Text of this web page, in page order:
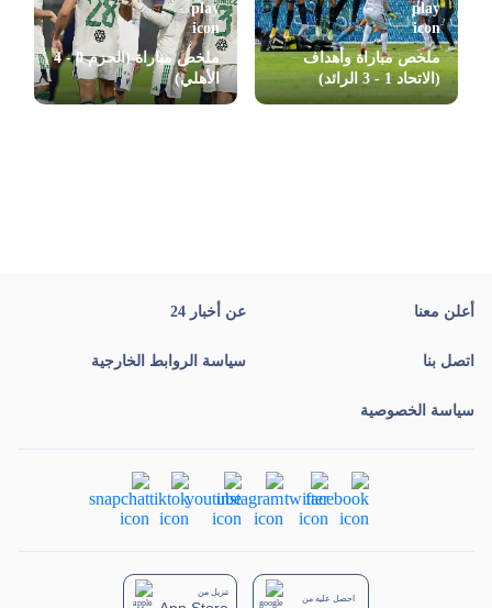
ملخص مباراة وأهداف
(الاتحاد 1 - 3 الرائد)
ملخص مباراة (الحزم 0 - 4
الأهلي)
أعلن معنا عن أخبار 24
اتصل بنا سياسة الروابط الخارجية
سياسة الخصوصية
تنزيل من
احصل عليه من